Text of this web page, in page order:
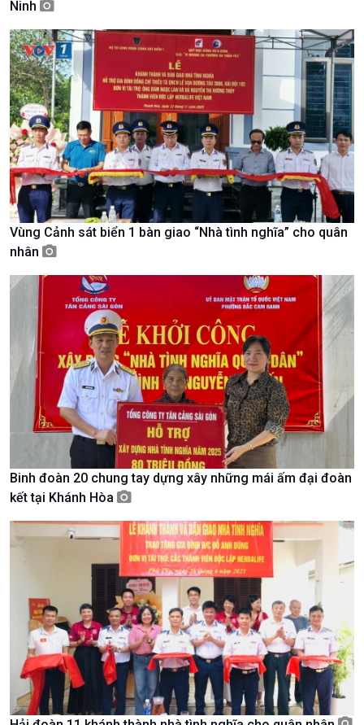
Giới thiệu
Thời sự 6h
Thời sự 12h
Thời sự 18h
Thời sự 21h30
Bản tin
Chuyên mục
Theo dòng Thời sự
Chính trị
Tin Chính trị
Chính phủ với người dân
Quốc hội với cử tri
Đảng trong cuộc sống
Nhận diện sự thật
Pháp luật và đời sống
Tin thế giới
Vấn đề quốc tế
Hồ sơ sự kiện quốc tế
Thế giới & Việt Nam
Biên cương - Một dải vững
bền
Ninh
Vùng Cảnh sát biển 1 bàn giao “Nhà tình nghĩa” cho quân
nhân
Binh đoàn 20 chung tay dựng xây những mái ấm đại đoàn
kết tại Khánh Hòa